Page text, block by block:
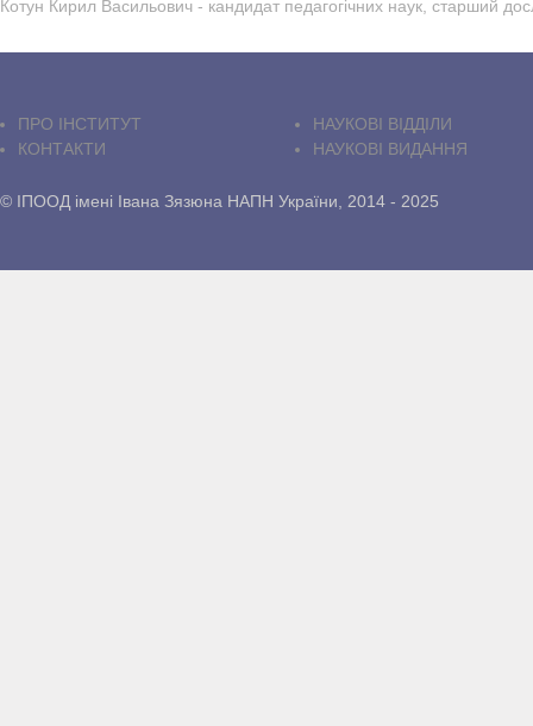
Котун Кирил Васильович - кандидат педагогічних наук, старший
ПРО IНСТИТУТ
КОНТАКТИ
НАУКОВІ ВІДДІЛИ
НАУКОВІ ВИДАННЯ
© ІПООД імені Івана Зязюна НАПН України, 2014 - 2025